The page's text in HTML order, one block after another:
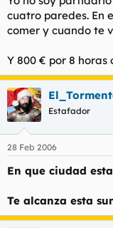
cuatro paredes. En
comer y cuando te
Y 800 € por 8 horas
Estafador
28 Feb 2006
En que ciudad
Te alcanza esta